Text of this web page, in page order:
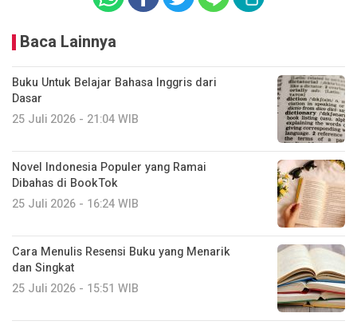
Baca Lainnya
Buku Untuk Belajar Bahasa Inggris dari
Dasar
25 Juli 2026 - 21:04 WIB
Novel Indonesia Populer yang Ramai
Dibahas di BookTok
25 Juli 2026 - 16:24 WIB
Cara Menulis Resensi Buku yang Menarik
dan Singkat
25 Juli 2026 - 15:51 WIB